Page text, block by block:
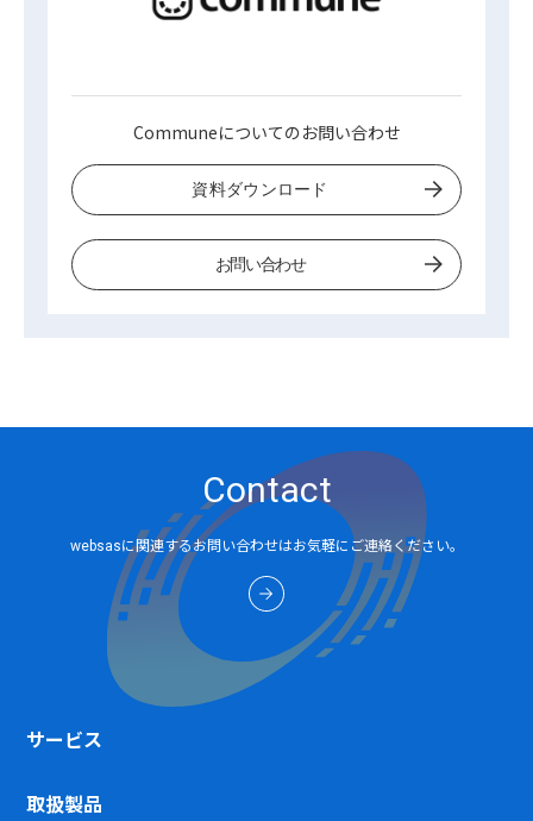
Communeについてのお問い合わせ
資料ダウンロード
お問い合わせ
Contact
websasに関連するお問い合わせはお気軽にご連絡ください。
サービス
取扱製品